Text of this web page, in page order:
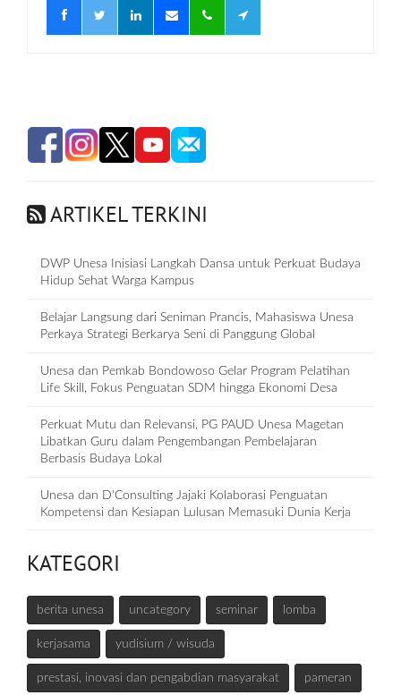
ARTIKEL TERKINI
DWP Unesa Inisiasi Langkah Dansa untuk Perkuat Budaya
Hidup Sehat Warga Kampus
Belajar Langsung dari Seniman Prancis, Mahasiswa Unesa
Perkaya Strategi Berkarya Seni di Panggung Global
Unesa dan Pemkab Bondowoso Gelar Program Pelatihan
Life Skill, Fokus Penguatan SDM hingga Ekonomi Desa
Perkuat Mutu dan Relevansi, PG PAUD Unesa Magetan
Libatkan Guru dalam Pengembangan Pembelajaran
Berbasis Budaya Lokal
Unesa dan D‘Consulting Jajaki Kolaborasi Penguatan
Kompetensi dan Kesiapan Lulusan Memasuki Dunia Kerja
KATEGORI
berita unesa uncategory seminar lomba
kerjasama yudisium / wisuda
prestasi, inovasi dan pengabdian masyarakat pameran